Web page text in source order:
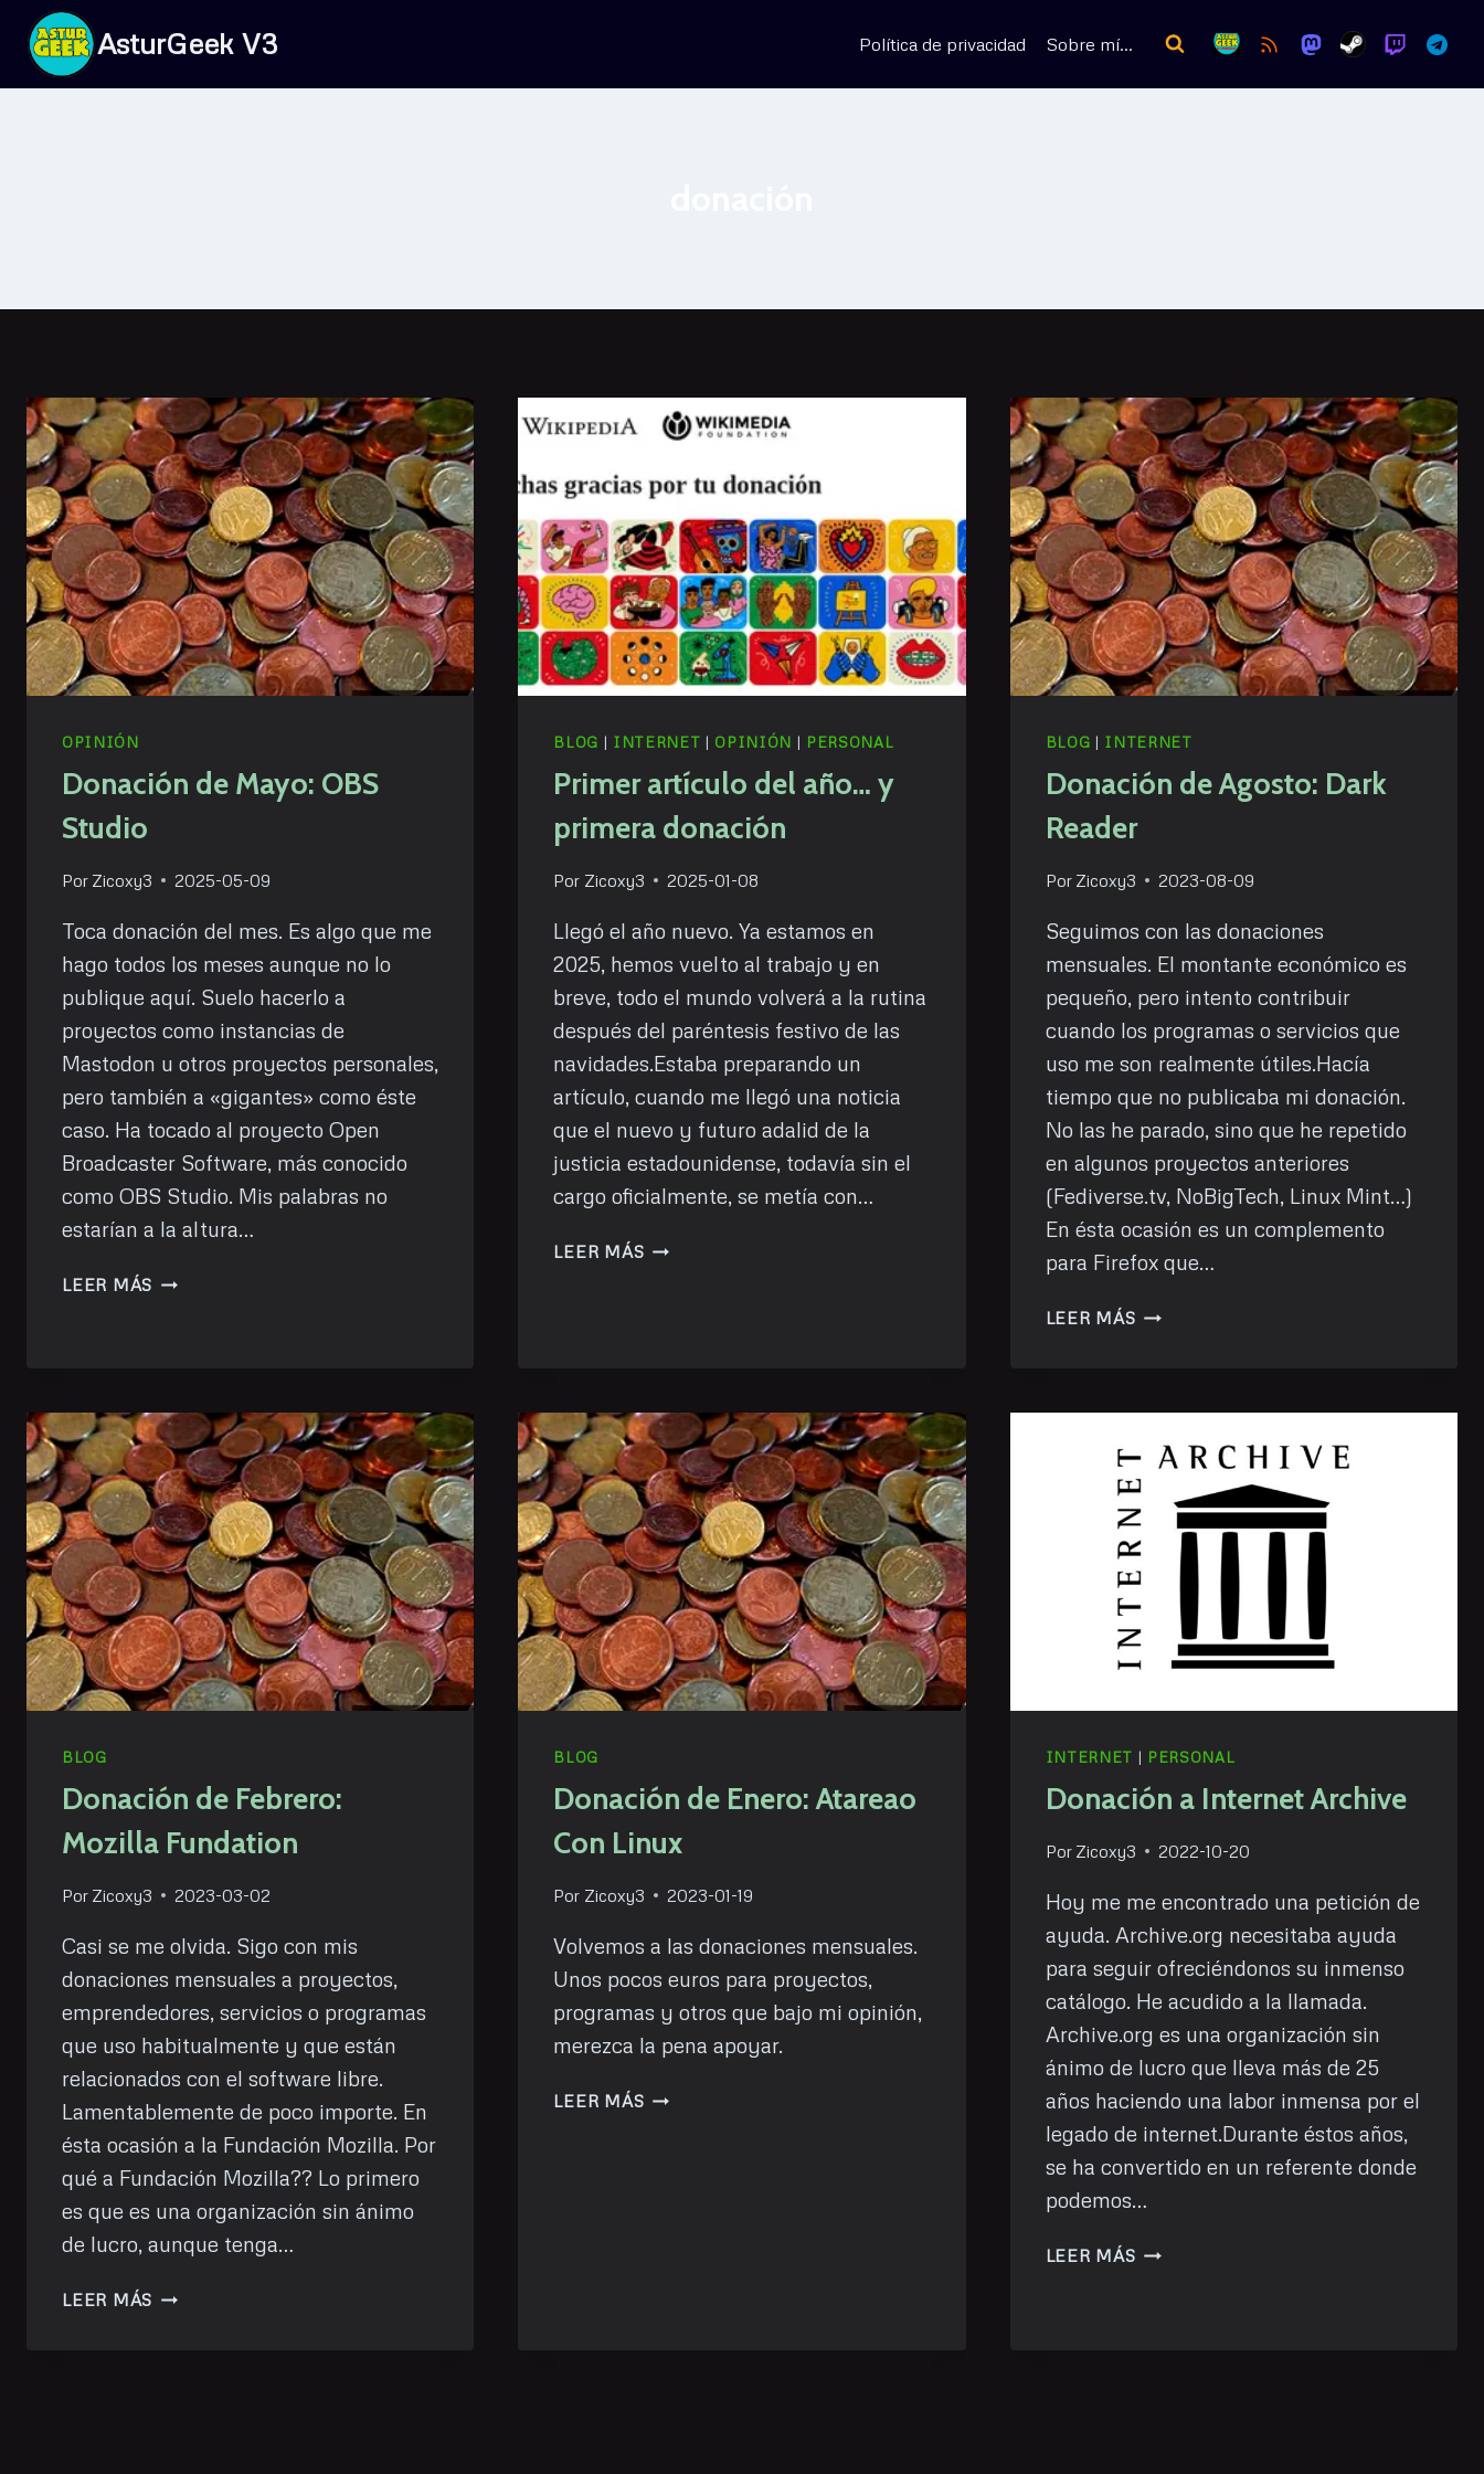
Saltar
contenido
AsturGeek V3 Política de privacidad Sobre mí…
OPINIÓN
Donación de Mayo: OBS
Studio
Por Zicoxy3 2025-05-09
Toca donación del mes. Es algo que me
hago todos los meses aunque no lo
publique aquí. Suelo hacerlo a
proyectos como instancias de
Mastodon u otros proyectos personales,
pero también a «gigantes» como éste
caso. Ha tocado al proyecto Open
Broadcaster Software, más conocido
como OBS Studio. Mis palabras no
estarían a la altura…
LEER MÁS DONACIÓN
BLOG | INTERNET | OPINIÓN | PERSONAL
Primer artículo del año… y
primera donación
Por Zicoxy3 2025-01-08
Llegó el año nuevo. Ya estamos en
2025, hemos vuelto al trabajo y en
breve, todo el mundo volverá a la rutina
después del paréntesis festivo de las
navidades.Estaba preparando un
artículo, cuando me llegó una noticia
que el nuevo y futuro adalid de la
justicia estadounidense, todavía sin el
cargo oficialmente, se metía con…
LEER MÁSPRIMER
BLOG | INTERNET
Donación de Agosto: Dark
Reader
Por Zicoxy3 2023-08-09
Seguimos con las donaciones
mensuales. El montante económico es
pequeño, pero intento contribuir
cuando los programas o servicios que
uso me son realmente útiles.Hacía
tiempo que no publicaba mi donación.
No las he parado, sino que he repetido
en algunos proyectos anteriores
(Fediverse.tv, NoBigTech, Linux Mint…)
En ésta ocasión es un complemento
para Firefox que…
LEER MÁSDONACIÓN
READER
BLOG
Donación de Febrero:
Mozilla Fundation
Por Zicoxy3 2023-03-02
Casi se me olvida. Sigo con mis
donaciones mensuales a proyectos,
emprendedores, servicios o programas
que uso habitualmente y que están
relacionados con el software libre.
Lamentablemente de poco importe. En
ésta ocasión a la Fundación Mozilla. Por
qué a Fundación Mozilla?? Lo primero
es que es una organización sin ánimo
de lucro, aunque tenga…
LEER MÁS DONACIÓN
BLOG
Donación de Enero: Atareao
Con Linux
Por Zicoxy3 2023-01-19
Volvemos a las donaciones mensuales.
Unos pocos euros para proyectos,
programas y otros que bajo mi opinión,
merezca la pena apoyar.
LEER MÁSDONACIÓN
INTERNET | PERSONAL
Donación a Internet Archive
Por Zicoxy3 2022-10-20
Hoy me me encontrado una petición de
ayuda. Archive.org necesitaba ayuda
para seguir ofreciéndonos su inmenso
catálogo. He acudido a la llamada.
Archive.org es una organización sin
ánimo de lucro que lleva más de 25
años haciendo una labor inmensa por el
legado de internet.Durante éstos años,
se ha convertido en un referente donde
podemos…
LEER MÁSDONACIÓN